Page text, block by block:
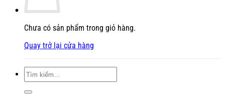
Chưa có sản phẩm trong giỏ hàng.
Quay trở lại cửa hàng
Tìm
kiếm: